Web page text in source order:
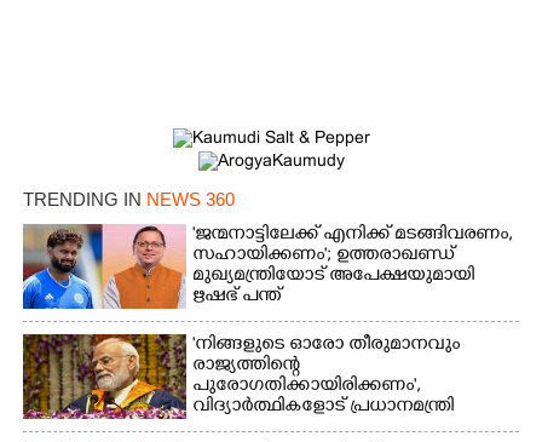
TRENDING IN NEWS 360
'ജന്മനാട്ടിലേക്ക് എനിക്ക് മടങ്ങിവരണം,
സഹായിക്കണം'; ഉത്തരാഖണ്ഡ്
മുഖ്യമന്ത്രിയോട് അപേക്ഷയുമായി
ഋഷഭ് പന്ത്
'നിങ്ങളുടെ ഓരോ തീരുമാനവും
രാജ്യത്തിന്റെ
പുരോഗതിക്കായിരിക്കണം',​
വിദ്യാർത്ഥികളോട് പ്രധാനമന്ത്രി